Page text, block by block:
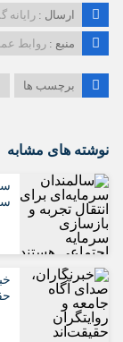
ارسال : رایانه
منبع : روابط
برچسب ها
نوشته های مشابه